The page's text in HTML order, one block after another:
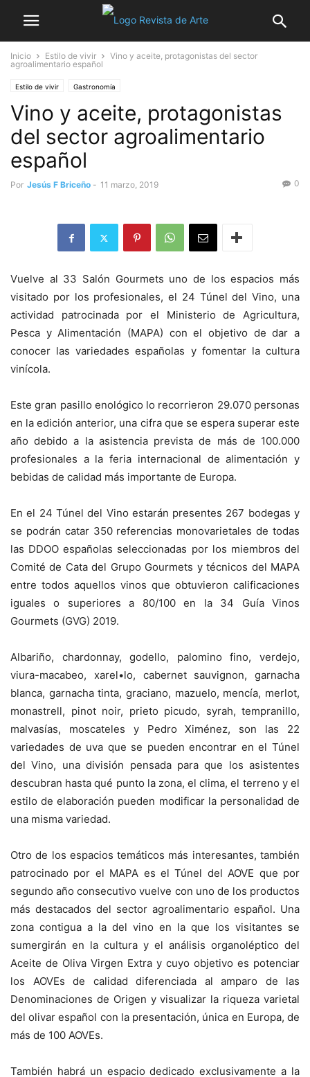
Inicio Estilo de vivir
Vino y aceite, protagonistas del sector
agroalimentario español
Estilo de vivir Gastronomía
Vino y aceite, protagonistas
del sector agroalimentario
español
Por Jesús F Briceño - 11 marzo, 2019 0
Vuelve al 33 Salón Gourmets uno de los espacios más
visitado por los profesionales, el 24 Túnel del Vino, una
actividad patrocinada por el Ministerio de Agricultura,
Pesca y Alimentación (MAPA) con el objetivo de dar a
conocer las variedades españolas y fomentar la cultura
vinícola.
Este gran pasillo enológico lo recorrieron 29.070 personas
en la edición anterior, una cifra que se espera superar este
año debido a la asistencia prevista de más de 100.000
profesionales a la feria internacional de alimentación y
bebidas de calidad más importante de Europa.
En el 24 Túnel del Vino estarán presentes 267 bodegas y
se podrán catar 350 referencias monovarietales de todas
las DDOO españolas seleccionadas por los miembros del
Comité de Cata del Grupo Gourmets y técnicos del MAPA
entre todos aquellos vinos que obtuvieron calificaciones
iguales o superiores a 80/100 en la 34 Guía Vinos
Gourmets (GVG) 2019.
Albariño, chardonnay, godello, palomino fino, verdejo,
viura-macabeo, xarel•lo, cabernet sauvignon, garnacha
blanca, garnacha tinta, graciano, mazuelo, mencía, merlot,
monastrell, pinot noir, prieto picudo, syrah, tempranillo,
malvasías, moscateles y Pedro Ximénez, son las 22
variedades de uva que se pueden encontrar en el Túnel
del Vino, una división pensada para que los asistentes
descubran hasta qué punto la zona, el clima, el terreno y el
estilo de elaboración pueden modificar la personalidad de
una misma variedad.
Otro de los espacios temáticos más interesantes, también
patrocinado por el MAPA es el Túnel del AOVE que por
segundo año consecutivo vuelve con uno de los productos
más destacados del sector agroalimentario español. Una
zona contigua a la del vino en la que los visitantes se
sumergirán en la cultura y el análisis organoléptico del
Aceite de Oliva Virgen Extra y cuyo objetivo es potenciar
los AOVEs de calidad diferenciada al amparo de las
Denominaciones de Origen y visualizar la riqueza varietal
del olivar español con la presentación, única en Europa, de
más de 100 AOVEs.
También habrá un espacio dedicado exclusivamente a la